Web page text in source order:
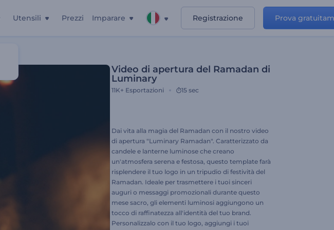
Utensili Prezzi Imparare Registrazione Prova
Video di apertura del Ramadan di
Luminary
11K+ Esportazioni 15 sec
Dai vita alla magia del Ramadan con il nostro video
di apertura "Luminary Ramadan". Caratterizzato da
candele e lanterne luminose che creano
un'atmosfera serena e festosa, questo template farà
risplendere il tuo logo in un tripudio di festività del
Ramadan. Ideale per trasmettere i tuoi sinceri
auguri o messaggi promozionali durante questo
mese sacro, gli elementi luminosi aggiungono un
tocco di raffinatezza all'identità del tuo brand.
Personalizzalo con il tuo logo, aggiungi i tuoi